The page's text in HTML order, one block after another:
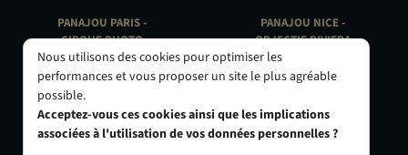
PANAJOU PARIS -
CIRQUE PHOTO
9, bd des Filles-du-Calvaire
75003 Paris
01 40 29 91 91
PANAJOU NICE -
OBJECTIF RIVIERA
24 Rue de l'Hôtel des Postes
06000 Nice
Nous utilisons des cookies pour optimiser les
performances et vous proposer un site le plus agréable
possible.
Acceptez-vous ces cookies ainsi que les implications
associées à l'utilisation de vos données personnelles ?